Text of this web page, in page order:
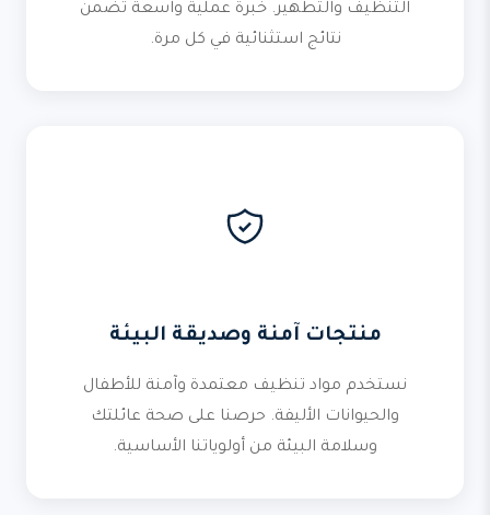
التنظيف والتطهير. خبرة عملية واسعة تضمن
نتائج استثنائية في كل مرة.
منتجات آمنة وصديقة البيئة
نستخدم مواد تنظيف معتمدة وآمنة للأطفال
والحيوانات الأليفة. حرصنا على صحة عائلتك
وسلامة البيئة من أولوياتنا الأساسية.